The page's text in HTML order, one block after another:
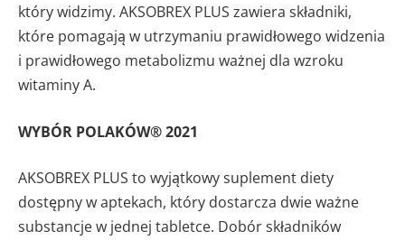
który widzimy. AKSOBREX PLUS zawiera składniki,
które pomagają w utrzymaniu prawidłowego widzenia
i prawidłowego metabolizmu ważnej dla wzroku
witaminy A.
WYBÓR POLAKÓW® 2021
AKSOBREX PLUS to wyjątkowy suplement diety
dostępny w aptekach, który dostarcza dwie ważne
substancje w jednej tabletce. Dobór składników